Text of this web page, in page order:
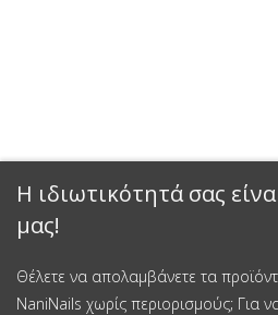
Η ιδιωτικότητά σας
μας!
Θέλετε να απολαμβάνετε τα
NaniNails χωρίς περιορισμούς; Για